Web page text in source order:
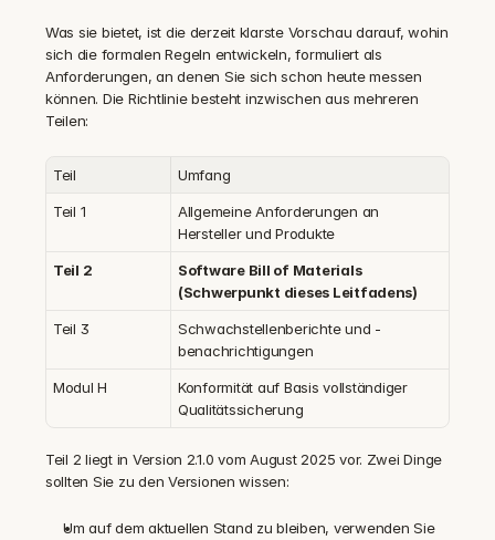
Was sie bietet, ist die derzeit klarste Vorschau darauf, wohin
sich die formalen Regeln entwickeln, formuliert als
Anforderungen, an denen Sie sich schon heute messen
können. Die Richtlinie besteht inzwischen aus mehreren
Teilen:
Teil Umfang
Teil 1
Allgemeine Anforderungen an
Hersteller und Produkte
Teil 2
Software Bill of Materials
(Schwerpunkt dieses Leitfadens)
Teil 3
Schwachstellenberichte und -
benachrichtigungen
Modul H
Konformität auf Basis vollständiger
Qualitätssicherung
Teil 2 liegt in Version 2.1.0 vom August 2025 vor. Zwei Dinge
sollten Sie zu den Versionen wissen:
Um auf dem aktuellen Stand zu bleiben, verwenden Sie